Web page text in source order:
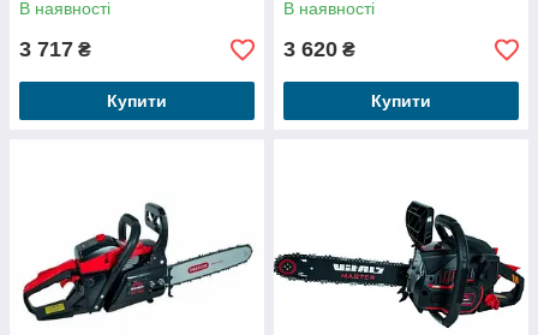
В наявності
3 717 ₴
Купити
В наявності
3 620 ₴
Купити